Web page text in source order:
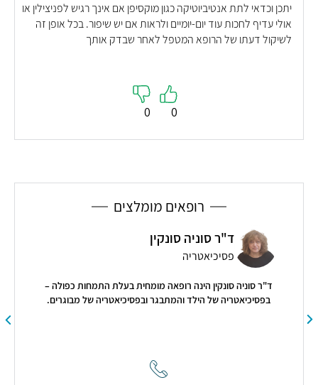
יתכן וכדאי לתת אנטיביוטיקה כגון מוקסיפן אם אינך רגיש לפניצילין או
אולי עדיף לחכות עוד יום-יומיים ולראות אם יש שיפור. בכל אופן זה
לשיקול דעתו של הרופא המטפל לאחר שבדק אותך
0
0
רופאים מומלצים
ד"ר סוניה סונקין
פסיכיאטריה
ד"ר סוניה סונקין הינה רופאה מומחית בעלת התמחות כפולה –
בפסיכיאטריה של הילד והמתבגר ובפסיכיאטריה של מבוגרים.